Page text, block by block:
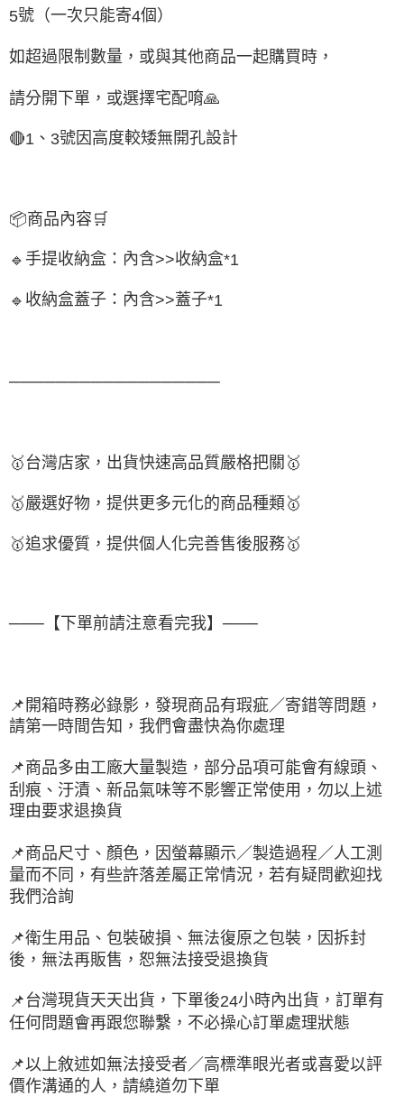
5號（一次只能寄4個）
如超過限制數量，或與其他商品一起購買時，
請分開下單，或選擇宅配唷🙏
🔴1 、 3號因高度較矮無開孔設計
📦商品內容 🛒
🔹 手提收納盒：內含>>收納盒*1
🔹 收納盒蓋子：內含>>蓋子*1
──────────────────
🥇 台灣店家，出貨快速高品質嚴格把關 🥇
🥇嚴選好物 ，提供更多元化的商品種類 🥇
🥇追求優質， 提供個人化完善售後服務🥇
───【下單前請注意看完我】───
📌 開箱時務必錄影，發現商品有瑕疵／寄錯等問題，
請第一時間告知，我們會盡快為你處理
📌商品多由工廠大量製造，部分品項可能會有線頭、
刮痕、汙漬、新品氣味等不影響正常使用，勿以上述
理由要求退換貨
📌商品尺寸、顏色，因螢幕顯示／製造過程／人工測
量而不同，有些許落差屬正常情況，若有疑問歡迎找
我們洽詢
📌衛生用品、包裝破損、無法復原之包裝，因拆封
後，無法再販售，恕無法接受退換貨
📌 台灣現貨天天出貨，下單後24小時內出貨，訂單有
任何問題會再跟您聯繫，不必操心訂單處理狀態
📌以上敘述如無法接受者／高標準眼光者或喜愛以評
價作溝通的人，請繞道勿下單